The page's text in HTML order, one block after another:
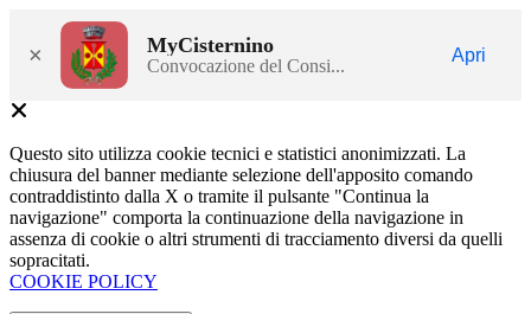
× MyCisternino
Convocazione del Consi...
Apri
Questo sito utilizza cookie tecnici e statistici anonimizzati. La
chiusura del banner mediante selezione dell'apposito comando
contraddistinto dalla X o tramite il pulsante "Continua la
navigazione" comporta la continuazione della navigazione in
assenza di cookie o altri strumenti di tracciamento diversi da quelli
sopracitati.
COOKIE POLICY